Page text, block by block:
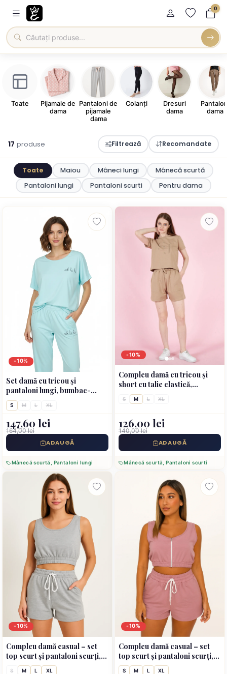
0
Toate
Pijamale de
dama
Pantaloni de
pijamale
dama
Colanți
Dresuri
dama
dama
17 produse Filtrează Recomandate
Toate Maiou Mâneci lungi
Mânecă scurtă
Pantaloni lungi
Pantaloni scurti Pentru dama
-10%
Set damă cu tricou și
pantaloni lungi, bumbac-
albastru deschis
S M L XL
147,60 lei
164,00 lei
ADAUGĂ
Mânecă scurtă, Pantaloni lungi
-10%
Compleu damă cu tricou și
short cu talie elastică,
bumbac- culoare latte
S M L XL
126,00 lei
140,00 lei
ADAUGĂ
Mânecă scurtă, Pantaloni scurti
-10%
Compleu damă casual – set
top scurt și pantaloni scurți,
culoare gri
S M L XL
-10%
Compleu damă casual – set
top scurt și pantaloni scurți,
culoare roz
S M L XL